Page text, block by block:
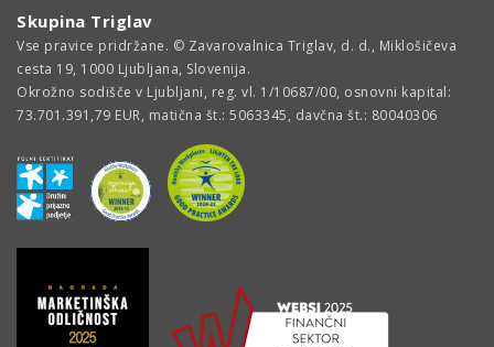
Skupina Triglav
Vse pravice pridržane. © Zavarovalnica Triglav, d. d., Miklošičeva
cesta 19, 1000 Ljubljana, Slovenija.
Okrožno sodišče v Ljubljani, reg. vl. 1/10687/00, osnovni kapital:
73.701.391,79 EUR, matična št.: 5063345, davčna št.: 80040306